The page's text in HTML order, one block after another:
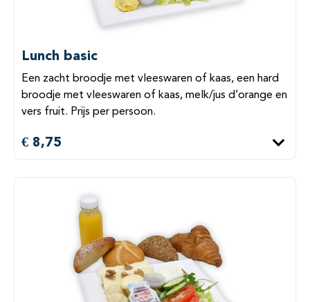
Lunch basic
Een zacht broodje met vleeswaren of kaas, een hard
broodje met vleeswaren of kaas, melk/jus d’orange en
vers fruit. Prijs per persoon.
€ 8,75